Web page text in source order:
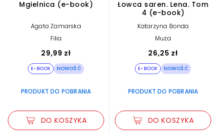
Mgielnica (e-book)
Agata Zamarska
Filia
29,99 zł
E-BOOK NOWOŚĆ
PRODUKT DO POBRANIA
DO KOSZYKA
Łowca saren. Lena. Tom
4 (e-book)
Katarzyna Bonda
Muza
26,25 zł
E-BOOK NOWOŚĆ
PRODUKT DO POBRANIA
DO KOSZYKA